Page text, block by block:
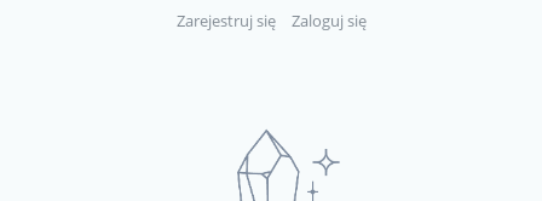
Zarejestruj się Zaloguj się